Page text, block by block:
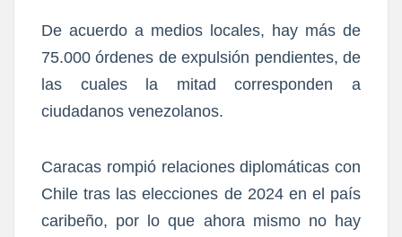
De acuerdo a medios locales, hay más de
75.000 órdenes de expulsión pendientes, de
las cuales la mitad corresponden a
ciudadanos venezolanos.
Caracas rompió relaciones diplomáticas con
Chile tras las elecciones de 2024 en el país
caribeño, por lo que ahora mismo no hay